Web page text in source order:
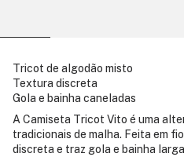
Tricot de algodão misto
Textura discreta
Gola e bainha caneladas
A Camiseta Tricot Vito é uma
tradicionais de malha. Feita em
discreta e traz gola e bainha